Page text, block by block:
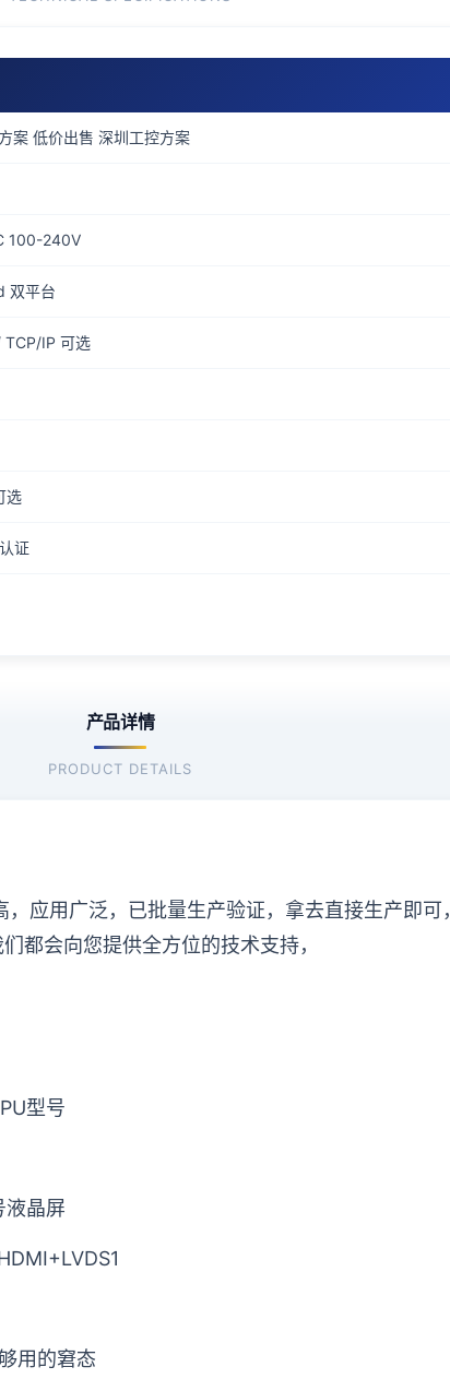
案 低价出售 深圳工控方案
100-240V
双平台
IP 可选
选
证
产品详情
PRODUCT DETAILS
，应用广泛，已批量生产验证，拿去直接生产即
都会向您提供全方位的技术支持，
型号
液晶屏
用的窘态